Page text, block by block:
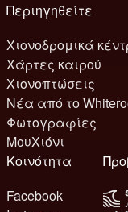
Περιηγηθείτε
Χιονοδρομικά
Χάρτες καιρού
Χιονοπτώσεις
Νέα από το
Φωτογραφίες
ΜουΧιόνι
Κοινότητα
Facebook